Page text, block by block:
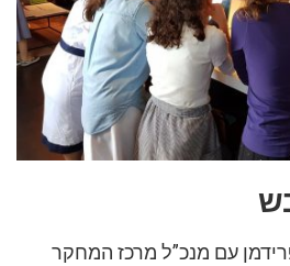
עם מנכ”ל מרכז המחקר